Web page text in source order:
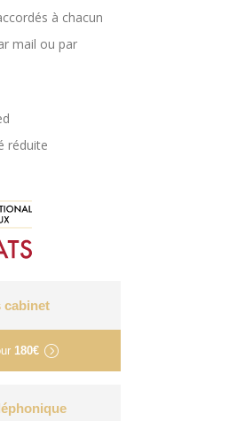
à chacun
mail ou par
réduite
cabinet
180€